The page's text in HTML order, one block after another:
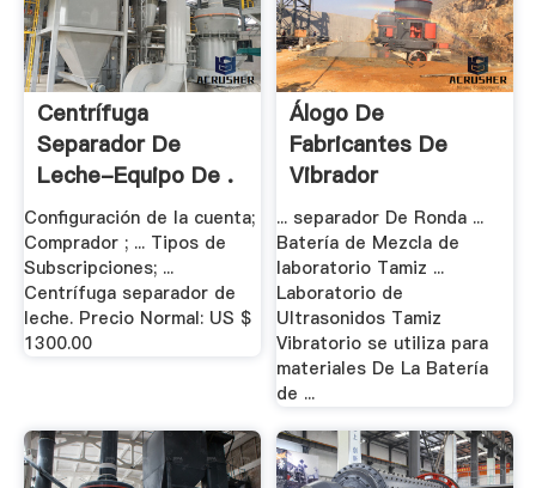
Centrífuga
Separador De
Leche-Equipo De .
Configuración de la cuenta;
Comprador ; ... Tipos de
Subscripciones; ...
Centrífuga separador de
leche. Precio Normal: US $
1300.00
Álogo De
Fabricantes De
Vibrador
Ultrasónico .
... separador De Ronda ...
Batería de Mezcla de
laboratorio Tamiz ...
Laboratorio de
Ultrasonidos Tamiz
Vibratorio se utiliza para
materiales De La Batería
de ...